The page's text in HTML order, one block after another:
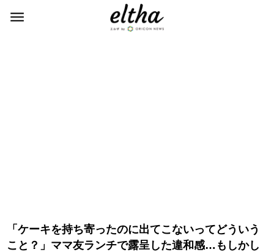
「ケーキを持ち寄ったのに出てこないってどういう
こと？」ママ友ランチで露呈した違和感…もしかし